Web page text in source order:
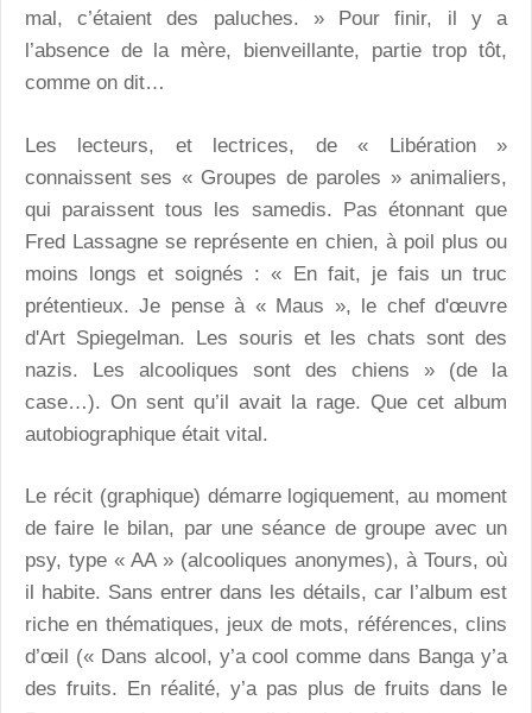
mal, c’étaient des paluches. » Pour finir, il y a
l’absence de la mère, bienveillante, partie trop tôt,
comme on dit…
Les lecteurs, et lectrices, de « Libération »
connaissent ses « Groupes de paroles » animaliers,
qui paraissent tous les samedis. Pas étonnant que
Fred Lassagne se représente en chien, à poil plus ou
moins longs et soignés : « En fait, je fais un truc
prétentieux. Je pense à « Maus », le chef d'œuvre
d'Art Spiegelman. Les souris et les chats sont des
nazis. Les alcooliques sont des chiens » (de la
case…). On sent qu’il avait la rage. Que cet album
autobiographique était vital.
Le récit (graphique) démarre logiquement, au moment
de faire le bilan, par une séance de groupe avec un
psy, type « AA » (alcooliques anonymes), à Tours, où
il habite. Sans entrer dans les détails, car l’album est
riche en thématiques, jeux de mots, références, clins
d’œil (« Dans alcool, y’a cool comme dans Banga y’a
des fruits. En réalité, y’a pas plus de fruits dans le